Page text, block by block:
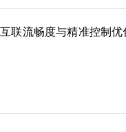
联流畅度与精准控制优